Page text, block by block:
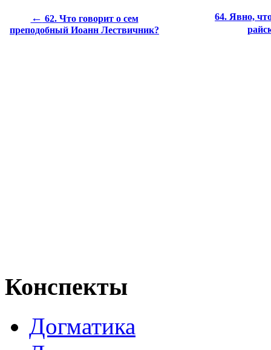
← 62. Что говорит о сем
преподобный Иоанн Лествичник?
64. Явно,
Конспекты
Догматика